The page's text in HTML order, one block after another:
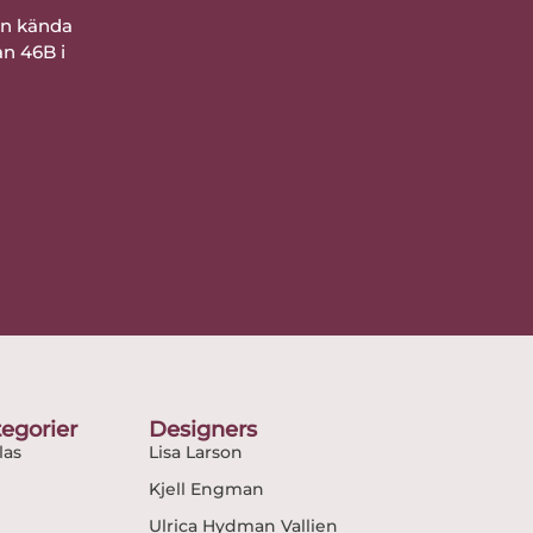
kända
46B i
Designers
Lisa Larson
Kjell Engman
Ulrica Hydman Vallien